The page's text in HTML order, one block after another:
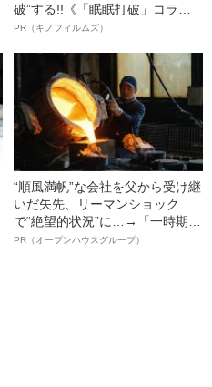
破”する!!《「眠眠打破」コラ
ボ》
PR（キノフィルムズ）
“順風満帆”な会社を父から受け継
いだ矢先、リーマンショック
で“絶望的状況”に…→「一時期は
納品3年待ち」のヒット商品を生
PR（オープンハウスグループ）